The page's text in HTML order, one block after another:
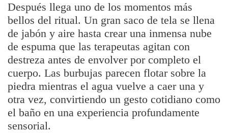
Después llega uno de los momentos más
bellos del ritual. Un gran saco de tela se llena
de jabón y aire hasta crear una inmensa nube
de espuma que las terapeutas agitan con
destreza antes de envolver por completo el
cuerpo. Las burbujas parecen flotar sobre la
piedra mientras el agua vuelve a caer una y
otra vez, convirtiendo un gesto cotidiano como
el baño en una experiencia profundamente
sensorial.